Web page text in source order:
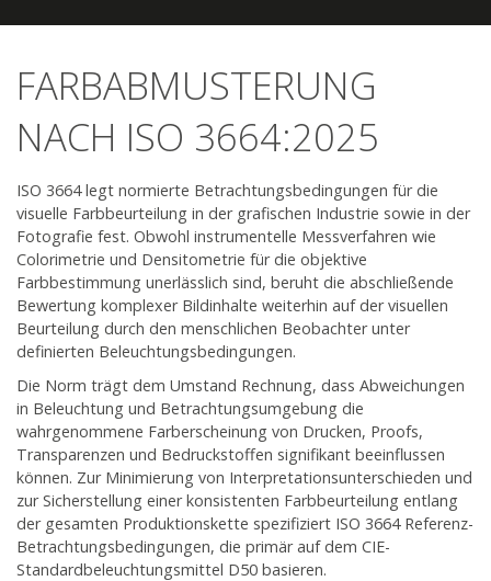
FARBABMUSTERUNG
NACH ISO 3664:2025
ISO 3664 legt normierte Betrachtungsbedingungen für die
visuelle Farbbeurteilung in der grafischen Industrie sowie in der
Fotografie fest. Obwohl instrumentelle Messverfahren wie
Colorimetrie und Densitometrie für die objektive
Farbbestimmung unerlässlich sind, beruht die abschließende
Bewertung komplexer Bildinhalte weiterhin auf der visuellen
Beurteilung durch den menschlichen Beobachter unter
definierten Beleuchtungsbedingungen.
Die Norm trägt dem Umstand Rechnung, dass Abweichungen
in Beleuchtung und Betrachtungsumgebung die
wahrgenommene Farberscheinung von Drucken, Proofs,
Transparenzen und Bedruckstoffen signifikant beeinflussen
können. Zur Minimierung von Interpretationsunterschieden und
zur Sicherstellung einer konsistenten Farbbeurteilung entlang
der gesamten Produktionskette spezifiziert ISO 3664 Referenz-
Betrachtungsbedingungen, die primär auf dem CIE-
Standardbeleuchtungsmittel D50 basieren.